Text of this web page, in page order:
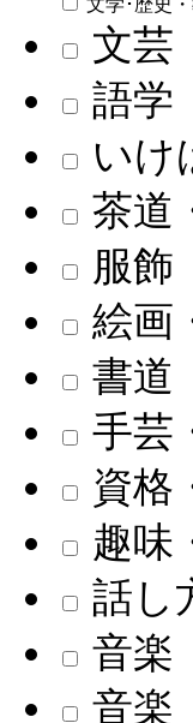
文学･歴史
文芸
語学
いけ
茶道
服飾
絵画
書道
手芸
資格
趣味
話し
音楽
音楽